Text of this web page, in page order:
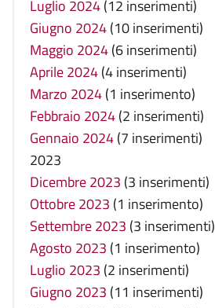
Luglio 2024(12 inserimenti)
Giugno 2024(10 inserimenti)
Maggio 2024(6 inserimenti)
Aprile 2024(4 inserimenti)
Marzo 2024(1 inserimento)
Febbraio 2024(2 inserimenti)
Gennaio 2024(7 inserimenti)
2023
Dicembre 2023 (3 inserimenti)
Ottobre 2023 (1 inserimento)
Settembre 2023 (3 inserimenti)
Agosto 2023 (1 inserimento)
Luglio 2023 (2 inserimenti)
Giugno 2023 (11 inserimenti)